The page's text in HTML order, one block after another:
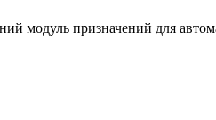
модуль призначений для